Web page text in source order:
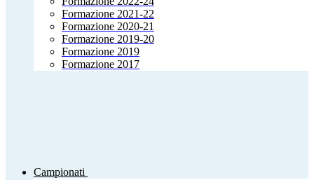
Formazione 2021-22
Formazione 2020-21
Formazione 2019-20
Formazione 2019
Formazione 2017
Campionati